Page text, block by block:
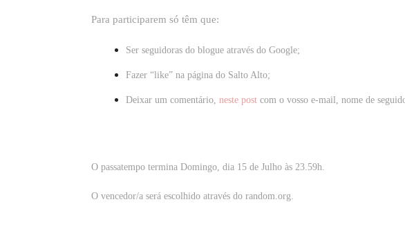
Para participarem só têm que:
Ser seguidoras do blogue através do Google;
Fazer “like” na página do Salto Alto;
Deixar um comentário, neste post com o vosso e-mail, nome de
O passatempo termina Domingo, dia 15 de Julho às 23.59h.
O vencedor/a será escolhido através do random.org.